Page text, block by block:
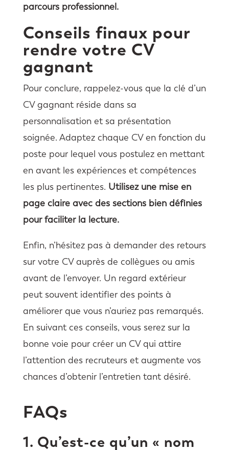
parcours professionnel.
Conseils finaux pour
rendre votre CV
gagnant
Pour conclure, rappelez-vous que la clé d’un
CV gagnant réside dans sa
personnalisation et sa présentation
soignée. Adaptez chaque CV en fonction du
poste pour lequel vous postulez en mettant
en avant les expériences et compétences
les plus pertinentes. Utilisez une mise en
page claire avec des sections bien définies
pour faciliter la lecture.
Enfin, n’hésitez pas à demander des retours
sur votre CV auprès de collègues ou amis
avant de l’envoyer. Un regard extérieur
peut souvent identifier des points à
améliorer que vous n’auriez pas remarqués.
En suivant ces conseils, vous serez sur la
bonne voie pour créer un CV qui attire
l’attention des recruteurs et augmente vos
chances d’obtenir l’entretien tant désiré.
FAQs
1. Qu’est-ce qu’un « nom